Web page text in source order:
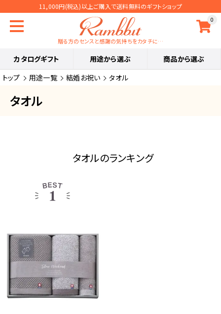
11,000円(税込)以上ご購入で送料無料のギフトショップ
0
贈る方のセンスと感謝の気持ちをカタチに…
カタログギフト 用途から選ぶ
商品から選ぶ
トップ
用途一覧 結婚お祝い タオル
タオル
タオルのランキング